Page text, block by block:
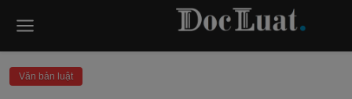
Văn bản luật